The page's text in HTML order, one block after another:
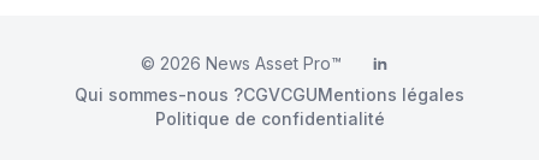
© 2026 News Asset Pro™ LinkedIn
Qui sommes-nous ?CGVCGUMentions légales
Politique de confidentialité